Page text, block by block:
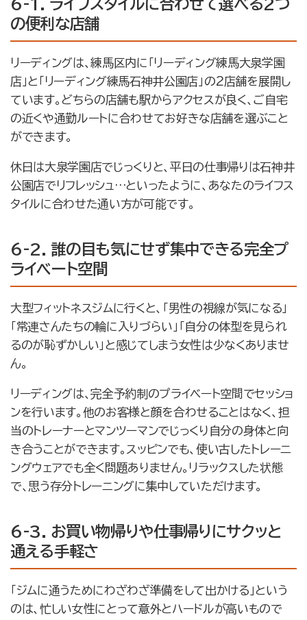
6-1. ライフスタイルに合わせて選べる2つ
の便利な店舗
リーディングは、練馬区内に「リーディング練馬大泉学園
店」と「リーディング練馬石神井公園店」の2店舗を展開し
ています。どちらの店舗も駅からアクセスが良く、ご自宅
の近くや通勤ルートに合わせてお好きな店舗を選ぶこと
ができます。
休日は大泉学園店でじっくりと、平日の仕事帰りは石神井
公園店でリフレッシュ…といったように、あなたのライフス
タイルに合わせた通い方が可能です。
6-2. 誰の目も気にせず集中できる完全プ
ライベート空間
大型フィットネスジムに行くと、「男性の視線が気になる」
「常連さんたちの輪に入りづらい」「自分の体型を見られ
るのが恥ずかしい」と感じてしまう女性は少なくありませ
ん。
リーディングは、完全予約制のプライベート空間でセッショ
ンを行います。他のお客様と顔を合わせることはなく、担
当のトレーナーとマンツーマンでじっくり自分の身体と向
き合うことができます。スッピンでも、使い古したトレーニ
ングウェアでも全く問題ありません。リラックスした状態
で、思う存分トレーニングに集中していただけます。
6-3. お買い物帰りや仕事帰りにサクッと
通える手軽さ
「ジムに通うためにわざわざ準備をして出かける」という
のは、忙しい女性にとって意外とハードルが高いもので